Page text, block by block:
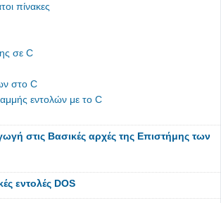
πίνακες
σε C
στο C
εντολών με το C
στις Βασικές αρχές της Επιστήμης των
εντολές DOS